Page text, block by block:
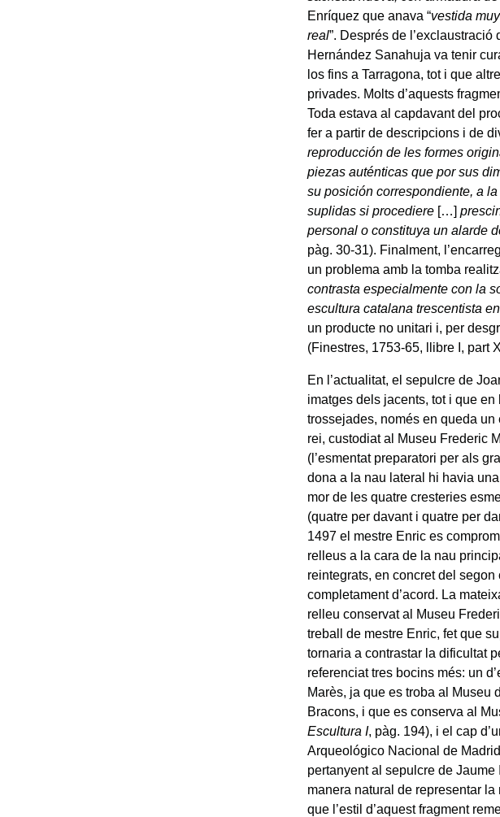
Enríquez que anava “vestida
real”. Després de
Hernández Sanahuja va tenir
los fins a Tarragona, tot i que
privades. Molts d’aquests
Toda estava al capdavant del
fer a partir de descripcions i de
reproducción de les formes
piezas auténticas que por sus
su posición correspondiente, a
suplidas si procediere […]
personal o constituya un alarde
pàg. 30-31). Finalment,
un problema amb la tomba
contrasta especialmente con la
escultura catalana trescentista
un producte no unitari i, per
(Finestres, 1753-65, llibre I, part
En l’actualitat, el sepulcre de
imatges dels jacents, tot i que
trossejades, només en queda
rei, custodiat al Museu Frederic
(l’esmentat preparatori per als
dona a la nau lateral hi havia
mor de les quatre cresteries
(quatre per davant i quatre per
1497 el mestre Enric es
relleus a la cara de la nau
reintegrats, en concret del
completament d’acord. La
relleu conservat al Museu
treball de mestre Enric, fet que
tornaria a contrastar la dificultat
referenciat tres bocins més: un
Marès, ja que es troba al Museu
Bracons, i que es conserva al
Escultura I, pàg. 194), i el cap
Arqueológico Nacional de
pertanyent al sepulcre de
manera natural de representar
que l’estil d’aquest fragment